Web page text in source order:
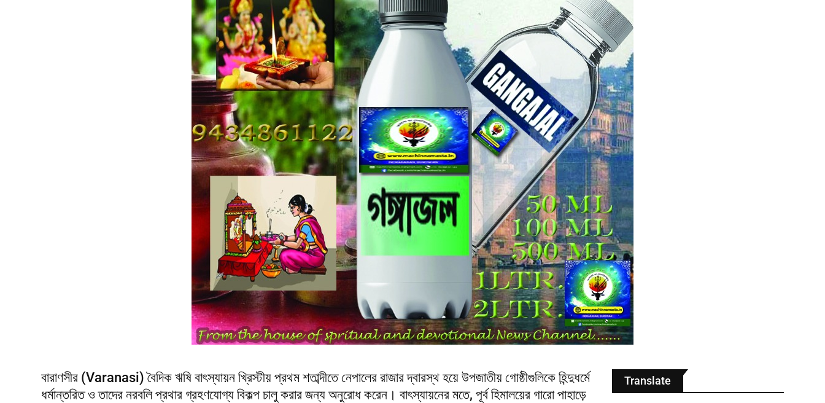
বারাণসীর (Varanasi) বৈদিক ঋষি বাৎস্যায়ন খ্রিস্টীয় প্রথম শতাব্দীতে নেপালের রাজার দ্বারস্থ হয়ে উপজাতীয় গোষ্ঠীগুলিকে হিন্দুধর্মে
ধর্মান্তরিত ও তাদের নরবলি প্রথার গ্রহণযোগ্য বিকল্প চালু করার জন্য অনুরোধ করেন। বাৎস্যায়নের মতে, পূর্ব হিমালয়ের গারো পাহাড়ে
Translate